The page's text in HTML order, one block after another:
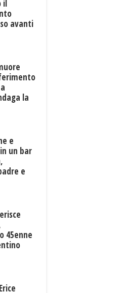
il
avanti
la
e
un bar
e
45enne